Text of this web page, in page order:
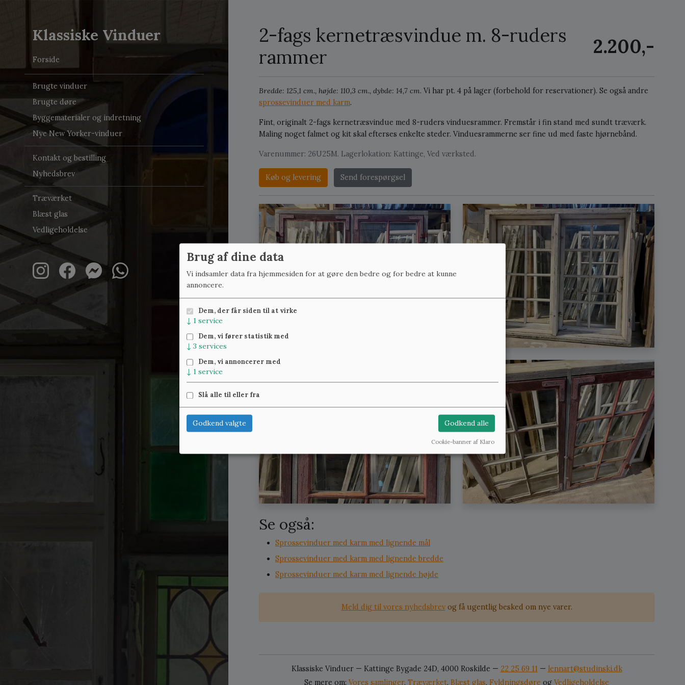
Klassiske Vinduer
Forside
Brugte vinduer
Brugte døre
Byggematerialer og indretning
Nye New Yorker-vinduer
Kontakt og bestilling
Nyhedsbrev
Træværket
Blæst glas
Vedligeholdelse
2-fags kernetræsvindue m. 8-ruders
rammer
2.200,-
Bredde: 125,1 cm., højde: 110,3 cm., dybde: 14,7 cm. Vi har pt. 4 på lager (forbehold for reservationer). Se også andre
sprossevinduer med karm.
Fint, originalt 2-fags kernetræsvindue med 8-ruders vinduesrammer. Fremstår i fin stand med sundt træværk.
Maling noget falmet og kit skal efterses enkelte steder. Vinduesrammerne ser fine ud med faste hjørnebånd.
Varenummer: 26U25M. Lagerlokation: Kattinge, Ved værksted.
Køb og levering Send forespørgsel
Se også:
Sprossevinduer med karm med lignende mål
Sprossevinduer med karm med lignende bredde
Sprossevinduer med karm med lignende højde
Meld dig til vores nyhedsbrevog få ugentlig besked om nye varer.
Klassiske Vinduer — Kattinge Bygade 24D, 4000 Roskilde — 22 25 69 11— lennart@studinski.dk
Se mere om: Vores samlinger, Træværket, Blæst glas, Fyldningsdøre og Vedligeholdelse
Brug af dine data
Vi indsamler data fra hjemmesiden for at gøre den bedre og for bedre at kunne
annoncere.
Dem, der får siden til at virke
↓ 1 service
Dem, vi fører statistik med
↓ 3 services
Dem, vi annoncerer med
↓ 1 service
Slå alle til eller fra
Godkend valgte Godkend alle
Cookie-banner af Klaro